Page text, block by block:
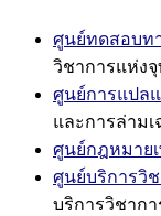
ศูนย์ทดสอบท
วิชาการแห่งจุ
ศูนย์การแปล
และการล่าม
ศูนย์กฎหมาย
ศูนย์บริการวิ
บริการวิชาก